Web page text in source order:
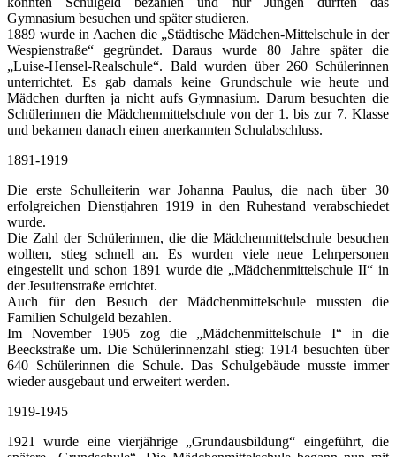
Gymnasium besuchen und später studieren.
1889 wurde in Aachen die „Städtische Mädchen-Mittelschule in der
Wespienstraße“ gegründet. Daraus wurde 80 Jahre später die
„Luise-Hensel-Realschule“. Bald wurden über 260 Schülerinnen
unterrichtet. Es gab damals keine Grundschule wie heute und
Mädchen durften ja nicht aufs Gymnasium. Darum besuchten die
Schülerinnen die Mädchenmittelschule von der 1. bis zur 7. Klasse
und bekamen danach einen anerkannten Schulabschluss.
1891-1919
Die erste Schulleiterin war Johanna Paulus, die nach über 30
erfolgreichen Dienstjahren 1919 in den Ruhestand verabschiedet
wurde.
Die Zahl der Schülerinnen, die die Mädchenmittelschule besuchen
wollten, stieg schnell an. Es wurden viele neue Lehrpersonen
eingestellt und schon 1891 wurde die „Mädchenmittelschule II“ in
der Jesuitenstraße errichtet.
Auch für den Besuch der Mädchenmittelschule mussten die
Familien Schulgeld bezahlen.
Im November 1905 zog die „Mädchenmittelschule I“ in die
Beeckstraße um. Die Schülerinnenzahl stieg: 1914 besuchten über
640 Schülerinnen die Schule. Das Schulgebäude musste immer
wieder ausgebaut und erweitert werden.
1919-1945
1921 wurde eine vierjährige „Grundausbildung“ eingeführt, die